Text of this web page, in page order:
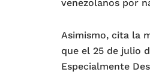
venezolanos por
Asimismo, cita la
que el 25 de julio
Especialmente